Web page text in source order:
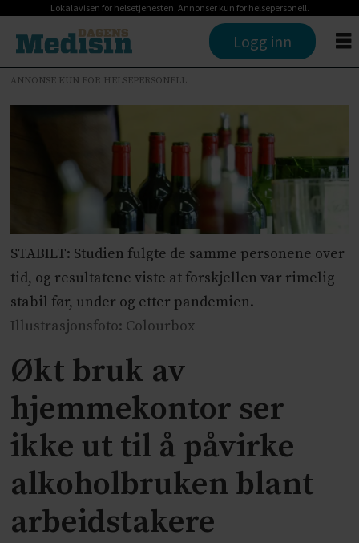
Lokalavisen for helsetjenesten. Annonser kun for helsepersonell.
Logg inn
ANNONSE KUN FOR HELSEPERSONELL
STABILT: Studien fulgte de samme personene over
tid, og resultatene viste at forskjellen var rimelig
stabil før, under og etter pandemien.
Illustrasjonsfoto: Colourbox
Økt bruk av
hjemmekontor ser
ikke ut til å påvirke
alkoholbruken blant
arbeidstakere